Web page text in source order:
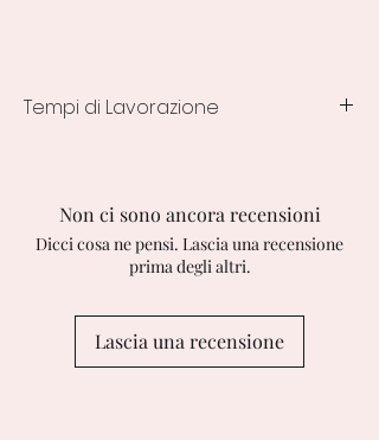
Tempi di Lavorazione
Non ci sono ancora recensioni
Dicci cosa ne pensi. Lascia una recensione
prima degli altri.
Lascia una recensione